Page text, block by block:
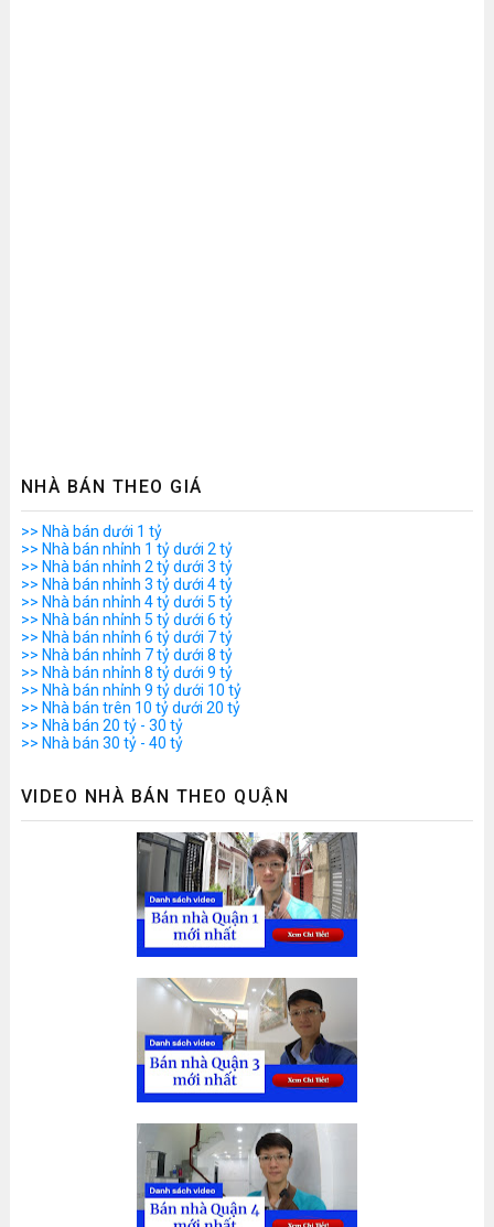
NHÀ BÁN THEO GIÁ
>> Nhà bán dưới 1 tỷ
>> Nhà bán nhỉnh 1 tỷ dưới 2 tỷ
>> Nhà bán nhỉnh 2 tỷ dưới 3 tỷ
>> Nhà bán nhỉnh 3 tỷ dưới 4 tỷ
>> Nhà bán nhỉnh 4 tỷ dưới 5 tỷ
>> Nhà bán nhỉnh 5 tỷ dưới 6 tỷ
>> Nhà bán nhỉnh 6 tỷ dưới 7 tỷ
>> Nhà bán nhỉnh 7 tỷ dưới 8 tỷ
>> Nhà bán nhỉnh 8 tỷ dưới 9 tỷ
>> Nhà bán nhỉnh 9 tỷ dưới 10 tỷ
>> Nhà bán trên 10 tỷ dưới 20 tỷ
>> Nhà bán 20 tỷ - 30 tỷ
>> Nhà bán 30 tỷ - 40 tỷ
VIDEO NHÀ BÁN THEO QUẬN